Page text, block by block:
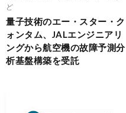
ど
量子技術のエー・スター・ク
ォンタム、JALエンジニアリ
ングから航空機の故障予測分
析基盤構築を受託